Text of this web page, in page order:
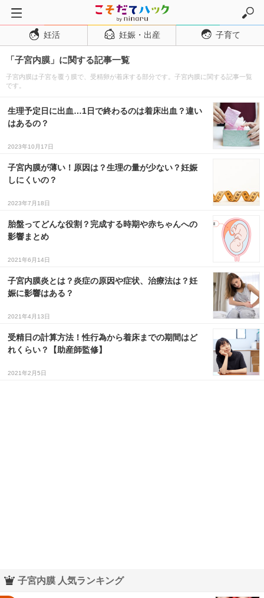
トップページ
妊活
妊娠・出産
妊娠初期
出産
子育て・育児
０歳児
１歳児
２歳児
３〜６歳児
妊活 妊娠・出産 子育て
「子宮内膜」に関する記事一覧
子宮内膜は子宮を覆う膜で、受精卵が着床する部分です。子宮内膜に関する記事一覧
です。
生理予定日に出血…1日で終わるのは着床出血？違い
はあるの？
2023年10月17日
子宮内膜が薄い！原因は？生理の量が少ない？妊娠
しにくいの？
2023年7月18日
胎盤ってどんな役割？完成する時期や赤ちゃんへの
影響まとめ
2021年6月14日
子宮内膜炎とは？炎症の原因や症状、治療法は？妊
娠に影響はある？
2021年4月13日
受精日の計算方法！性行為から着床までの期間はど
れくらい？【助産師監修】
2021年2月5日
子宮内膜 人気ランキング